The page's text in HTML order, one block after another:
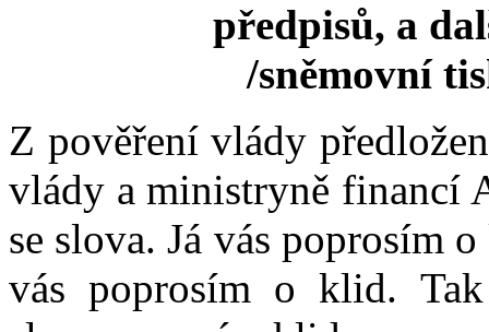
předpisů, a
/sněmovní
Z pověření vlády
vlády a ministryně financí
se slova. Já vás poprosím
vás poprosím o klid.